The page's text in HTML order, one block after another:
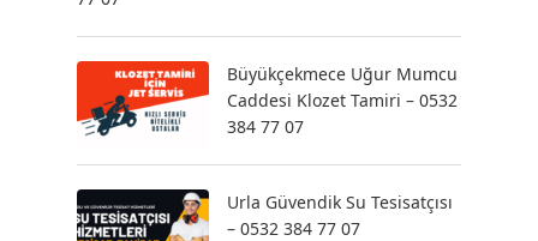
Büyükçekmece Uğur Mumcu
Caddesi Klozet Tamiri – 0532
384 77 07
Urla Güvendik Su Tesisatçısı
– 0532 384 77 07